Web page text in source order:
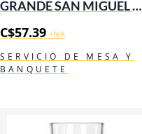
GRANDE SAN MIGUEL DE
C$57.39 +IVA
SERVICIO DE MESA Y
BANQUETE